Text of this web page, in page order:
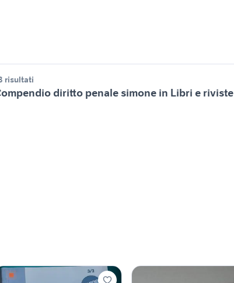
risultati
diritto penale simone in Libri e riviste